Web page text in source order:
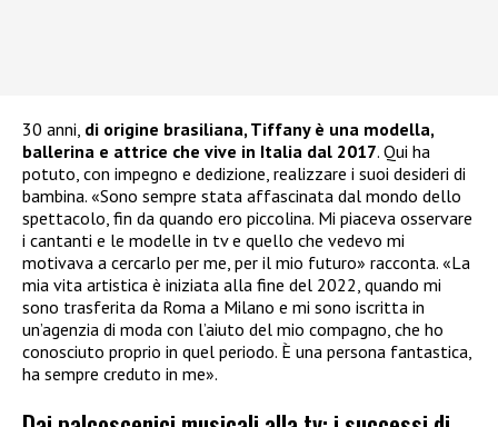
30 anni, di origine brasiliana, Tiffany è una modella,
ballerina e attrice che vive in Italia dal 2017. Qui ha
potuto, con impegno e dedizione, realizzare i suoi desideri di
bambina. «Sono sempre stata affascinata dal mondo dello
spettacolo, fin da quando ero piccolina. Mi piaceva osservare
i cantanti e le modelle in tv e quello che vedevo mi
motivava a cercarlo per me, per il mio futuro» racconta. «La
mia vita artistica è iniziata alla fine del 2022, quando mi
sono trasferita da Roma a Milano e mi sono iscritta in
un’agenzia di moda con l’aiuto del mio compagno, che ho
conosciuto proprio in quel periodo. È una persona fantastica,
ha sempre creduto in me».